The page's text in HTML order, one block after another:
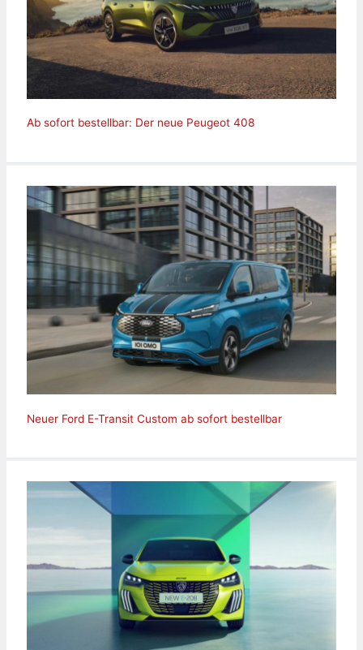
Ab sofort bestellbar: Der neue Peugeot 408
Neuer Ford E-Transit Custom ab sofort bestellbar